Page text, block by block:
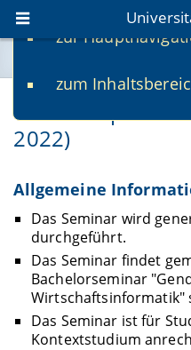
zur
zum
www.uni-
fis.uni-
Genderaspekte
2022)
Allgemeine
Das Seminar wird
durchgeführt.
Das Seminar findet
Bachelorseminar
Wirtschaftsinformatik"
Das Seminar ist für
Kontextstudium